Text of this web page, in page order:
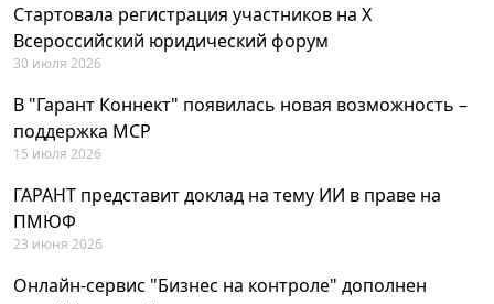
Стартовала регистрация участников на X
Всероссийский юридический форум
30 июля 2026
В "Гарант Коннект" появилась новая возможность –
поддержка MCP
15 июля 2026
ГАРАНТ представит доклад на тему ИИ в праве на
ПМЮФ
23 июня 2026
Онлайн-сервис "Бизнес на контроле" дополнен